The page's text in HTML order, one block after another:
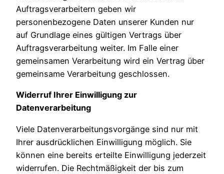
Auftragsverarbeitern geben wir
personenbezogene Daten unserer Kunden nur
auf Grundlage eines gültigen Vertrags über
Auftragsverarbeitung weiter. Im Falle einer
gemeinsamen Verarbeitung wird ein Vertrag über
gemeinsame Verarbeitung geschlossen.
Widerruf Ihrer Einwilligung zur
Datenverarbeitung
Viele Datenverarbeitungsvorgänge sind nur mit
Ihrer ausdrücklichen Einwilligung möglich. Sie
können eine bereits erteilte Einwilligung jederzeit
widerrufen. Die Rechtmäßigkeit der bis zum